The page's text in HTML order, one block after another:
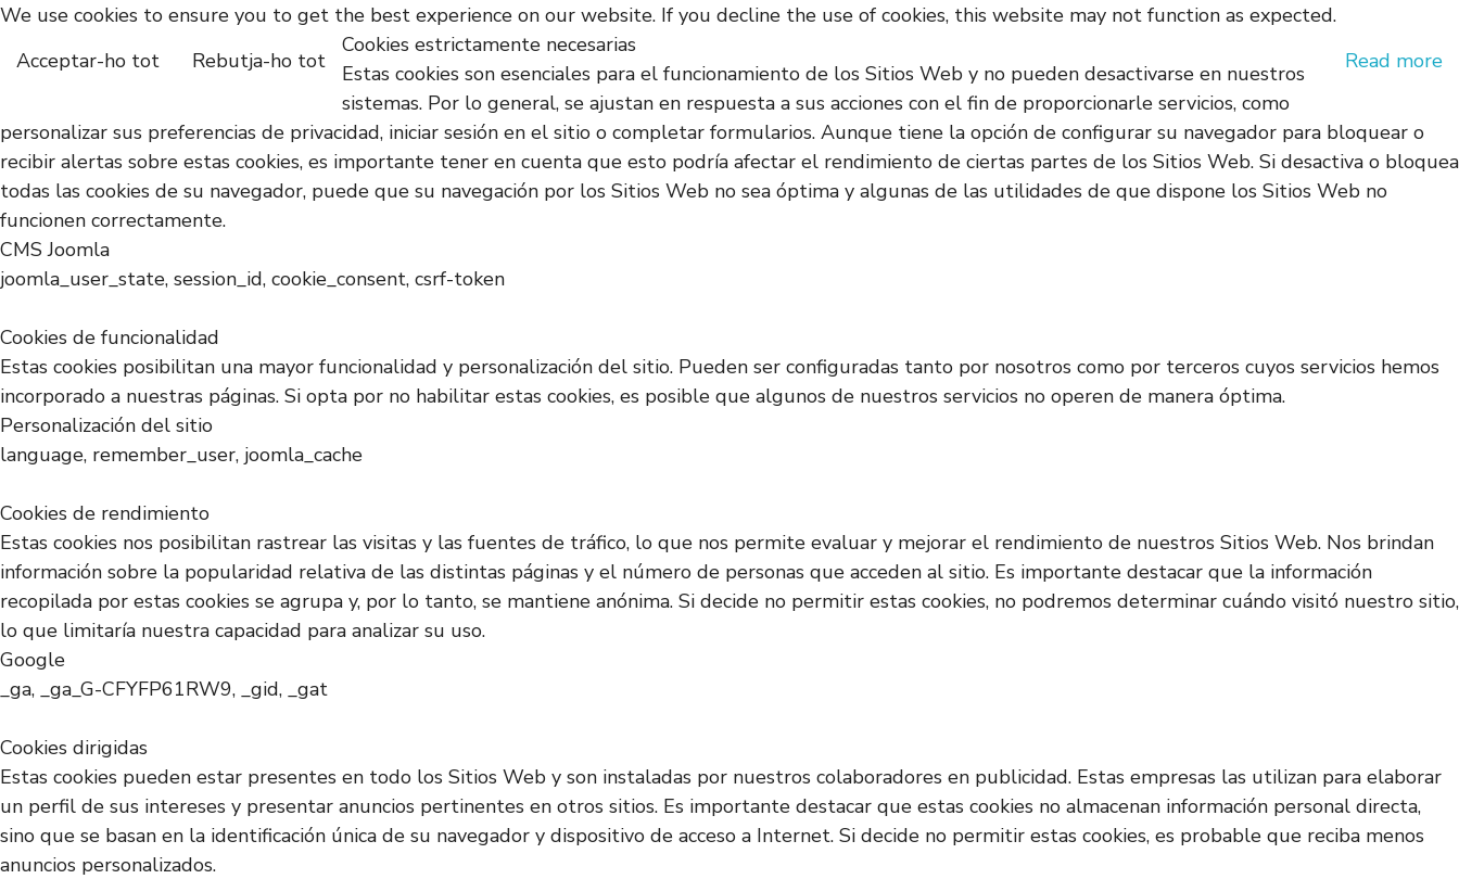
We use cookies to ensure you to get the best experience on our website. If you decline the use of cookies, this website may not function as expected.
Acceptar-ho tot
Rebutja-ho tot Read more
Cookies estrictamente necesarias
Estas cookies son esenciales para el funcionamiento de los Sitios Web y no pueden desactivarse en nuestros
sistemas. Por lo general, se ajustan en respuesta a sus acciones con el fin de proporcionarle servicios, como
personalizar sus preferencias de privacidad, iniciar sesión en el sitio o completar formularios. Aunque tiene la opción de configurar su navegador para bloquear o
recibir alertas sobre estas cookies, es importante tener en cuenta que esto podría afectar el rendimiento de ciertas partes de los Sitios Web. Si desactiva o bloquea
todas las cookies de su navegador, puede que su navegación por los Sitios Web no sea óptima y algunas de las utilidades de que dispone los Sitios Web no
funcionen correctamente.
CMS Joomla
joomla_user_state, session_id, cookie_consent, csrf-token
Cookies de funcionalidad
Estas cookies posibilitan una mayor funcionalidad y personalización del sitio. Pueden ser configuradas tanto por nosotros como por terceros cuyos servicios hemos
incorporado a nuestras páginas. Si opta por no habilitar estas cookies, es posible que algunos de nuestros servicios no operen de manera óptima.
Personalización del sitio
language, remember_user, joomla_cache
Cookies de rendimiento
Estas cookies nos posibilitan rastrear las visitas y las fuentes de tráfico, lo que nos permite evaluar y mejorar el rendimiento de nuestros Sitios Web. Nos brindan
información sobre la popularidad relativa de las distintas páginas y el número de personas que acceden al sitio. Es importante destacar que la información
recopilada por estas cookies se agrupa y, por lo tanto, se mantiene anónima. Si decide no permitir estas cookies, no podremos determinar cuándo visitó nuestro sitio,
lo que limitaría nuestra capacidad para analizar su uso.
Google
_ga, _ga_G-CFYFP61RW9, _gid, _gat
Cookies dirigidas
Estas cookies pueden estar presentes en todo los Sitios Web y son instaladas por nuestros colaboradores en publicidad. Estas empresas las utilizan para elaborar
un perfil de sus intereses y presentar anuncios pertinentes en otros sitios. Es importante destacar que estas cookies no almacenan información personal directa,
sino que se basan en la identificación única de su navegador y dispositivo de acceso a Internet. Si decide no permitir estas cookies, es probable que reciba menos
anuncios personalizados.